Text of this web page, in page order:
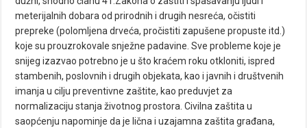
meterijalnih dobara od prirodnih i drugih nesreća, očistiti
prepreke (polomljena drveća, pročistiti zapušene propuste itd.)
koje su prouzrokovale snježne padavine. Sve probleme koje je
snijeg izazvao potrebno je u što kraćem roku otkloniti, ispred
stambenih, poslovnih i drugih objekata, kao i javnih i društvenih
imanja u cilju preventivne zaštite, kao preduvjet za
normalizaciju stanja životnog prostora. Civilna zaštita u
saopćenju napominje da je lična i uzajamna zaštita građana,